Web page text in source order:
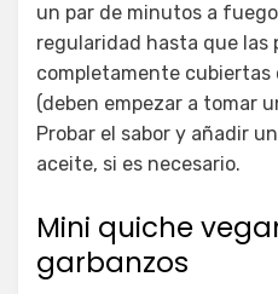
un par de minutos a
regularidad hasta que las
completamente cubiertas
(deben empezar a tomar
Probar el sabor y añadir
aceite, si es necesario.
Mini quiche
garbanzos